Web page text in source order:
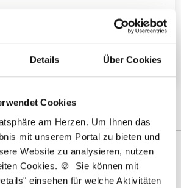
Details Über Cookies
Cookies
am Herzen. Um Ihnen das
mit unserem Portal zu bieten und
Website zu analysieren, nutzen
Cookies. 🍪 Sie können mit
einsehen für welche Aktivitäten
Merkmale